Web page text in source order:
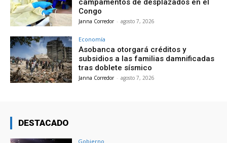
campamentos de desplazados en el
Congo
Janna Corredor - agosto 7, 2026
Economía
Asobanca otorgará créditos y
subsidios a las familias damnificadas
tras doblete sísmico
Janna Corredor - agosto 7, 2026
DESTACADO
Gobierno